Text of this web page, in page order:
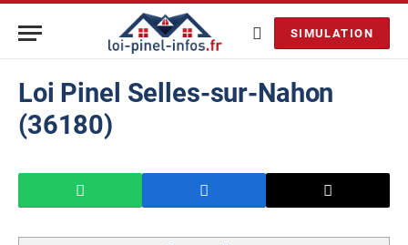
SIMULATION
Loi Pinel Selles-sur-Nahon
(36180)